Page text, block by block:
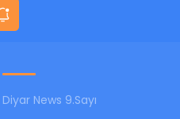
Diyar News 9.Sayı